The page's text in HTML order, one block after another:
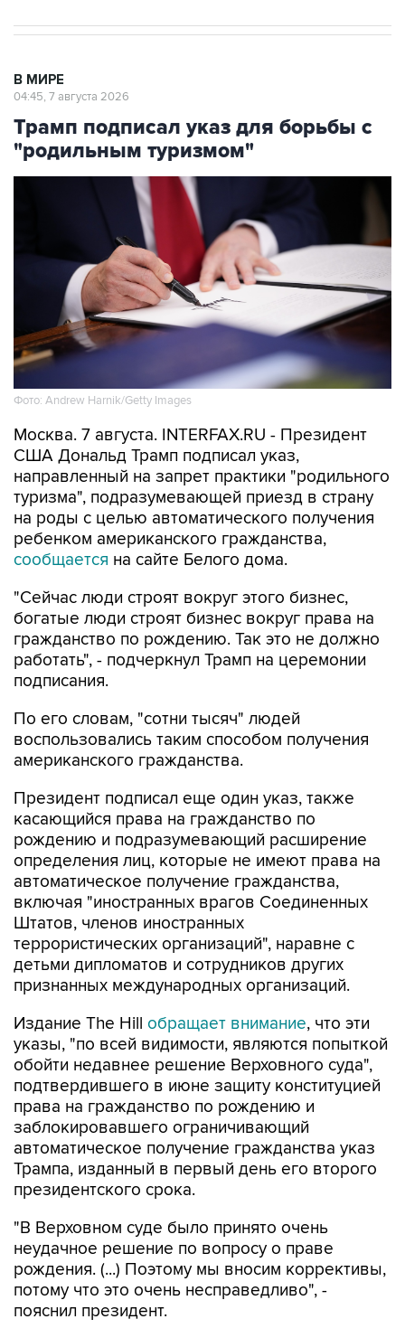
В МИРЕ
04:45, 7 августа 2026
Трамп подписал указ для борьбы с
"родильным туризмом"
Фото: Andrew Harnik/Getty Images
Москва. 7 августа. INTERFAX.RU - Президент
США Дональд Трамп подписал указ,
направленный на запрет практики "родильного
туризма", подразумевающей приезд в страну
на роды с целью автоматического получения
ребенком американского гражданства,
сообщается на сайте Белого дома.
"Сейчас люди строят вокруг этого бизнес,
богатые люди строят бизнес вокруг права на
гражданство по рождению. Так это не должно
работать", - подчеркнул Трамп на церемонии
подписания.
По его словам, "сотни тысяч" людей
воспользовались таким способом получения
американского гражданства.
Президент подписал еще один указ, также
касающийся права на гражданство по
рождению и подразумевающий расширение
определения лиц, которые не имеют права на
автоматическое получение гражданства,
включая "иностранных врагов Соединенных
Штатов, членов иностранных
террористических организаций", наравне с
детьми дипломатов и сотрудников других
признанных международных организаций.
Издание The Hill обращает внимание, что эти
указы, "по всей видимости, являются попыткой
обойти недавнее решение Верховного суда",
подтвердившего в июне защиту конституцией
права на гражданство по рождению и
заблокировавшего ограничивающий
автоматическое получение гражданства указ
Трампа, изданный в первый день его второго
президентского срока.
"В Верховном суде было принято очень
неудачное решение по вопросу о праве
рождения. (...) Поэтому мы вносим коррективы,
потому что это очень несправедливо", -
пояснил президент.